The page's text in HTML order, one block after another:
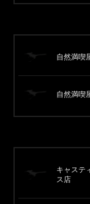
自然満
自然満
キャステ
ス店